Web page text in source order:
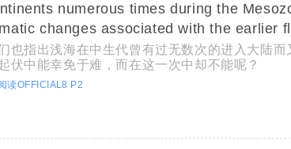
numerous times during the
changes associated with the earlier
也指出浅海在中生代曾有过无数次的进入大陆
伏中能幸免于难，而在这一次中却不能呢？
读OFFICIAL8 P2